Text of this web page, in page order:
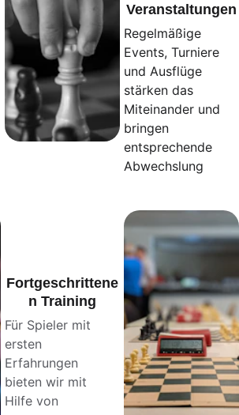
Fortgeschrittene
n Training
Für Spieler mit
ersten
Erfahrungen
bieten wir mit
Hilfe von
Regelmäßige
Events, Turniere
und Ausflüge
stärken das
Miteinander und
bringen
entsprechende
Abwechslung
Veranstaltungen